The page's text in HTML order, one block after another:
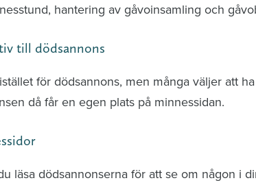
hantering av gåvoinsamling och
till dödsannons
för dödsannons, men många väljer att
då får en egen plats på minnessidan.
läsa dödsannonserna för att se om någon i